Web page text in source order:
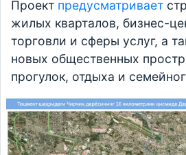
Проект предусматривает
жилых кварталов, бизнес-
торговли и сферы услуг, а
новых общественных
прогулок, отдыха и